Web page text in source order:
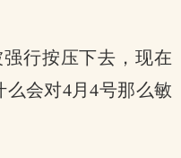
行按压下去，现在
会对4月4号那么敏